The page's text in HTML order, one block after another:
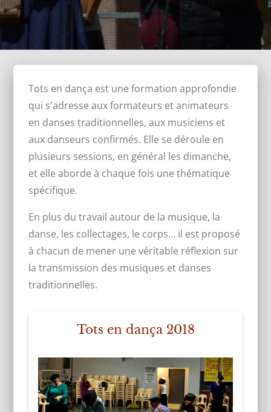
Tots en dança est une formation approfondie
qui s'adresse aux formateurs et animateurs
en danses traditionnelles, aux musiciens et
aux danseurs confirmés. Elle se déroule en
plusieurs sessions, en général les dimanche,
et elle aborde à chaque fois une thématique
spécifique.
En plus du travail autour de la musique, la
danse, les collectages, le corps... il est proposé
à chacun de mener une véritable réflexion sur
la transmission des musiques et danses
traditionnelles.
Tots en dança 2018